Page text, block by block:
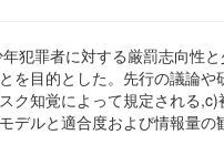
犯罪者に対する厳罰志向性
を目的とした。先行の議論
ク知覚によって規定される
デルと適合度および情報量